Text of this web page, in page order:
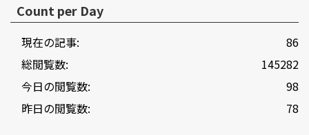
Count per Day
86
現在の記事:
145282
総閲覧数:
98
今日の閲覧数:
78
昨日の閲覧数: